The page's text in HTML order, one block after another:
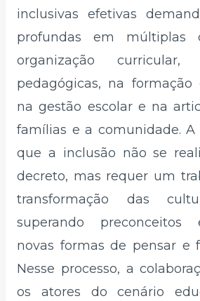
inclusivas efetivas
profundas em múltiplas
organização
pedagógicas, na formação
na gestão escolar e na
famílias e a comunidade. A
que a inclusão não se
decreto, mas requer um
transformação das
superando preconceitos
novas formas de pensar e
Nesse processo, a
os atores do cenário